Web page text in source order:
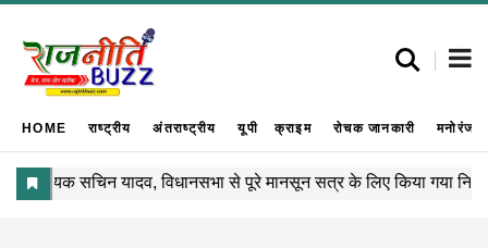
HOME राष्ट्रीय अंतराष्ट्रीय यूपी क्राइम रोचक जानकारी मनोरंजन